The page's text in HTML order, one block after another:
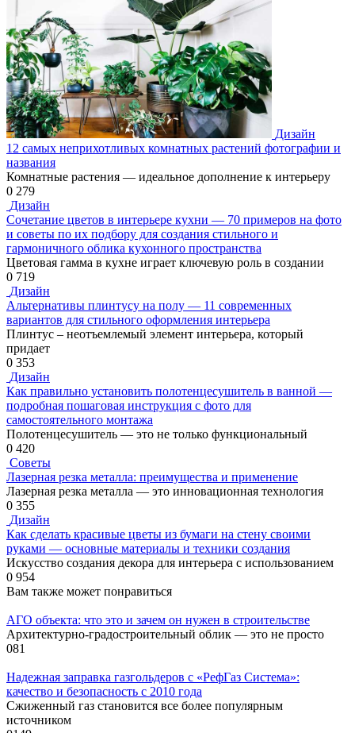
Дизайн
12 самых неприхотливых комнатных растений фотографии и
названия
Комнатные растения — идеальное дополнение к интерьеру
0 279
Дизайн
Сочетание цветов в интерьере кухни — 70 примеров на фото
и советы по их подбору для создания стильного и
гармоничного облика кухонного пространства
Цветовая гамма в кухне играет ключевую роль в создании
0 719
Дизайн
Альтернативы плинтусу на полу — 11 современных
вариантов для стильного оформления интерьера
Плинтус – неотъемлемый элемент интерьера, который
придает
0 353
Дизайн
Как правильно установить полотенцесушитель в ванной —
подробная пошаговая инструкция с фото для
самостоятельного монтажа
Полотенцесушитель — это не только функциональный
0 420
Советы
Лазерная резка металла: преимущества и применение
Лазерная резка металла — это инновационная технология
0 355
Дизайн
Как сделать красивые цветы из бумаги на стену своими
руками — основные материалы и техники создания
Искусство создания декора для интерьера с использованием
0 954
Вам также может понравиться
АГО объекта: что это и зачем он нужен в строительстве
Архитектурно-градостроительный облик — это не просто
081
Надежная заправка газгольдеров с «РефГаз Система»:
качество и безопасность с 2010 года
Сжиженный газ становится все более популярным
источником